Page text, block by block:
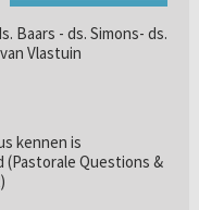
Baars - ds. Simons- ds.
Vlastuin
kennen is
Questions &